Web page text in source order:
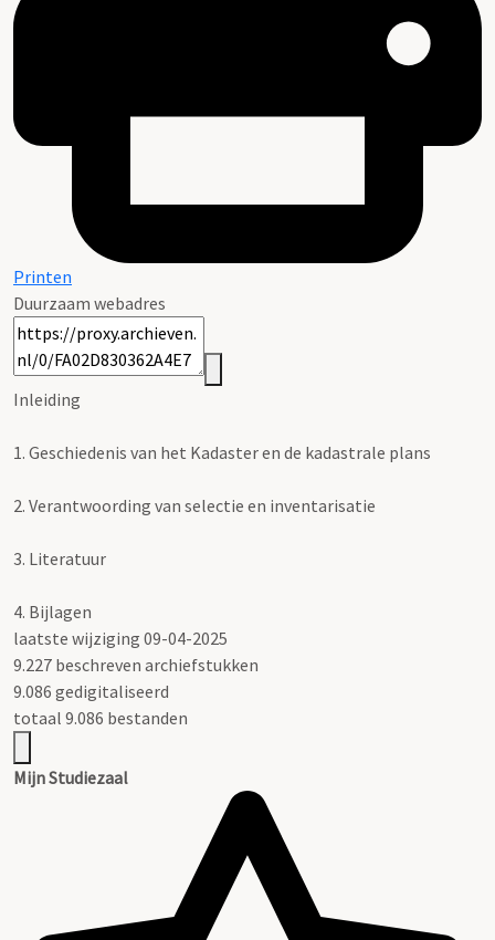
Printen
Duurzaam webadres
Inleiding
1. Geschiedenis van het Kadaster en de kadastrale plans
2. Verantwoording van selectie en inventarisatie
3. Literatuur
4. Bijlagen
laatste wijziging 09-04-2025
9.227 beschreven archiefstukken
9.086 gedigitaliseerd
totaal 9.086 bestanden
Mijn Studiezaal